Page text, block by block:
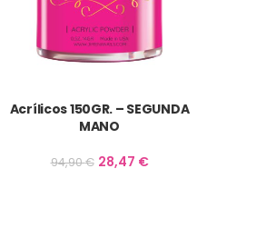
Acrílicos 150GR. – SEGUNDA
MANO
94,90€ 28,47 €